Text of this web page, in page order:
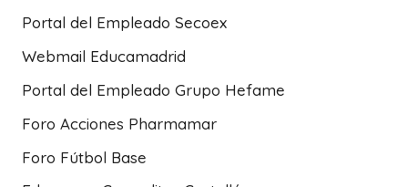
Portal del Empleado Secoex
Webmail Educamadrid
Portal del Empleado Grupo Hefame
Foro Acciones Pharmamar
Foro Fútbol Base